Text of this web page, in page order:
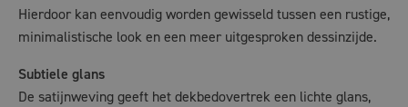
Hierdoor kan eenvoudig worden gewisseld tussen een rustige,
minimalistische look en een meer uitgesproken dessinzijde.
Subtiele glans
De satijnweving geeft het dekbedovertrek een lichte glans,